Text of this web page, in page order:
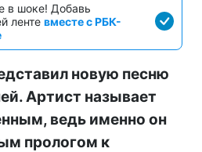
в шоке! Добавь
ленте вместе с РБК-
новую песню
Артист называет
ведь именно он
прологом к